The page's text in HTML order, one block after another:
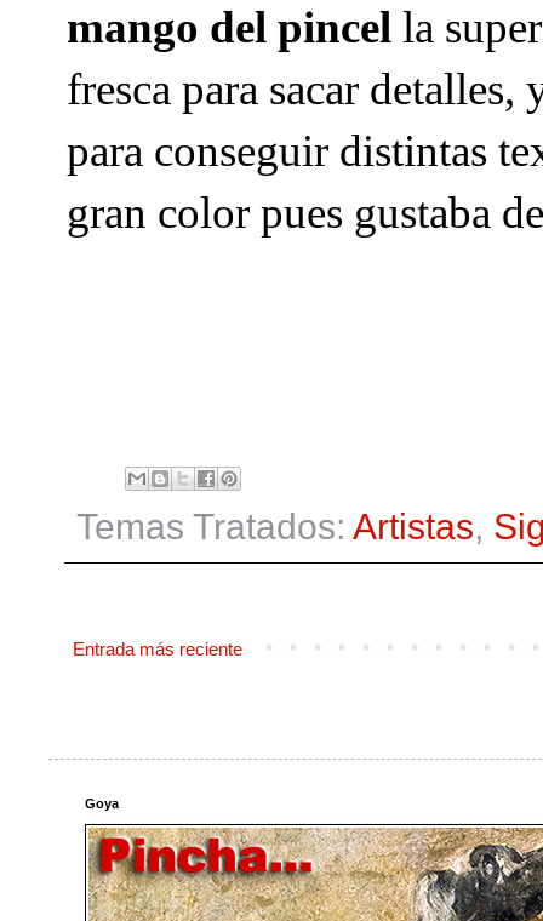
mango del pincel la
fresca para sacar
para conseguir distintas
gran color pues gustaba
Temas Tratados: Artistas,
Entrada más reciente
Goya